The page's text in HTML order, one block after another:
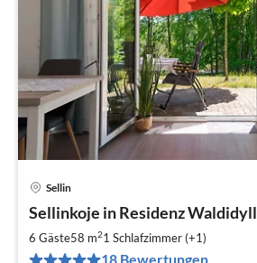
Sellin
Sellinkoje in Residenz Waldidyll
6 Gäste58 m21 Schlafzimmer (+1)
18 Bewertungen